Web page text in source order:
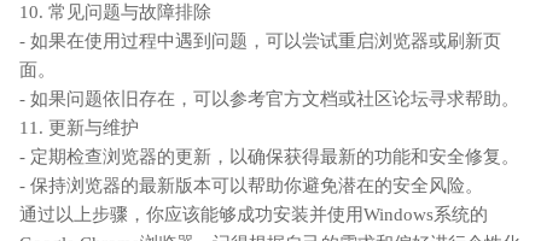
10. 常见问题与故障排除
- 如果在使用过程中遇到问题，可以尝试重启浏览器或刷新页
面。
- 如果问题依旧存在，可以参考官方文档或社区论坛寻求帮助。
11. 更新与维护
- 定期检查浏览器的更新，以确保获得最新的功能和安全修复。
- 保持浏览器的最新版本可以帮助你避免潜在的安全风险。
通过以上步骤，你应该能够成功安装并使用Windows系统的